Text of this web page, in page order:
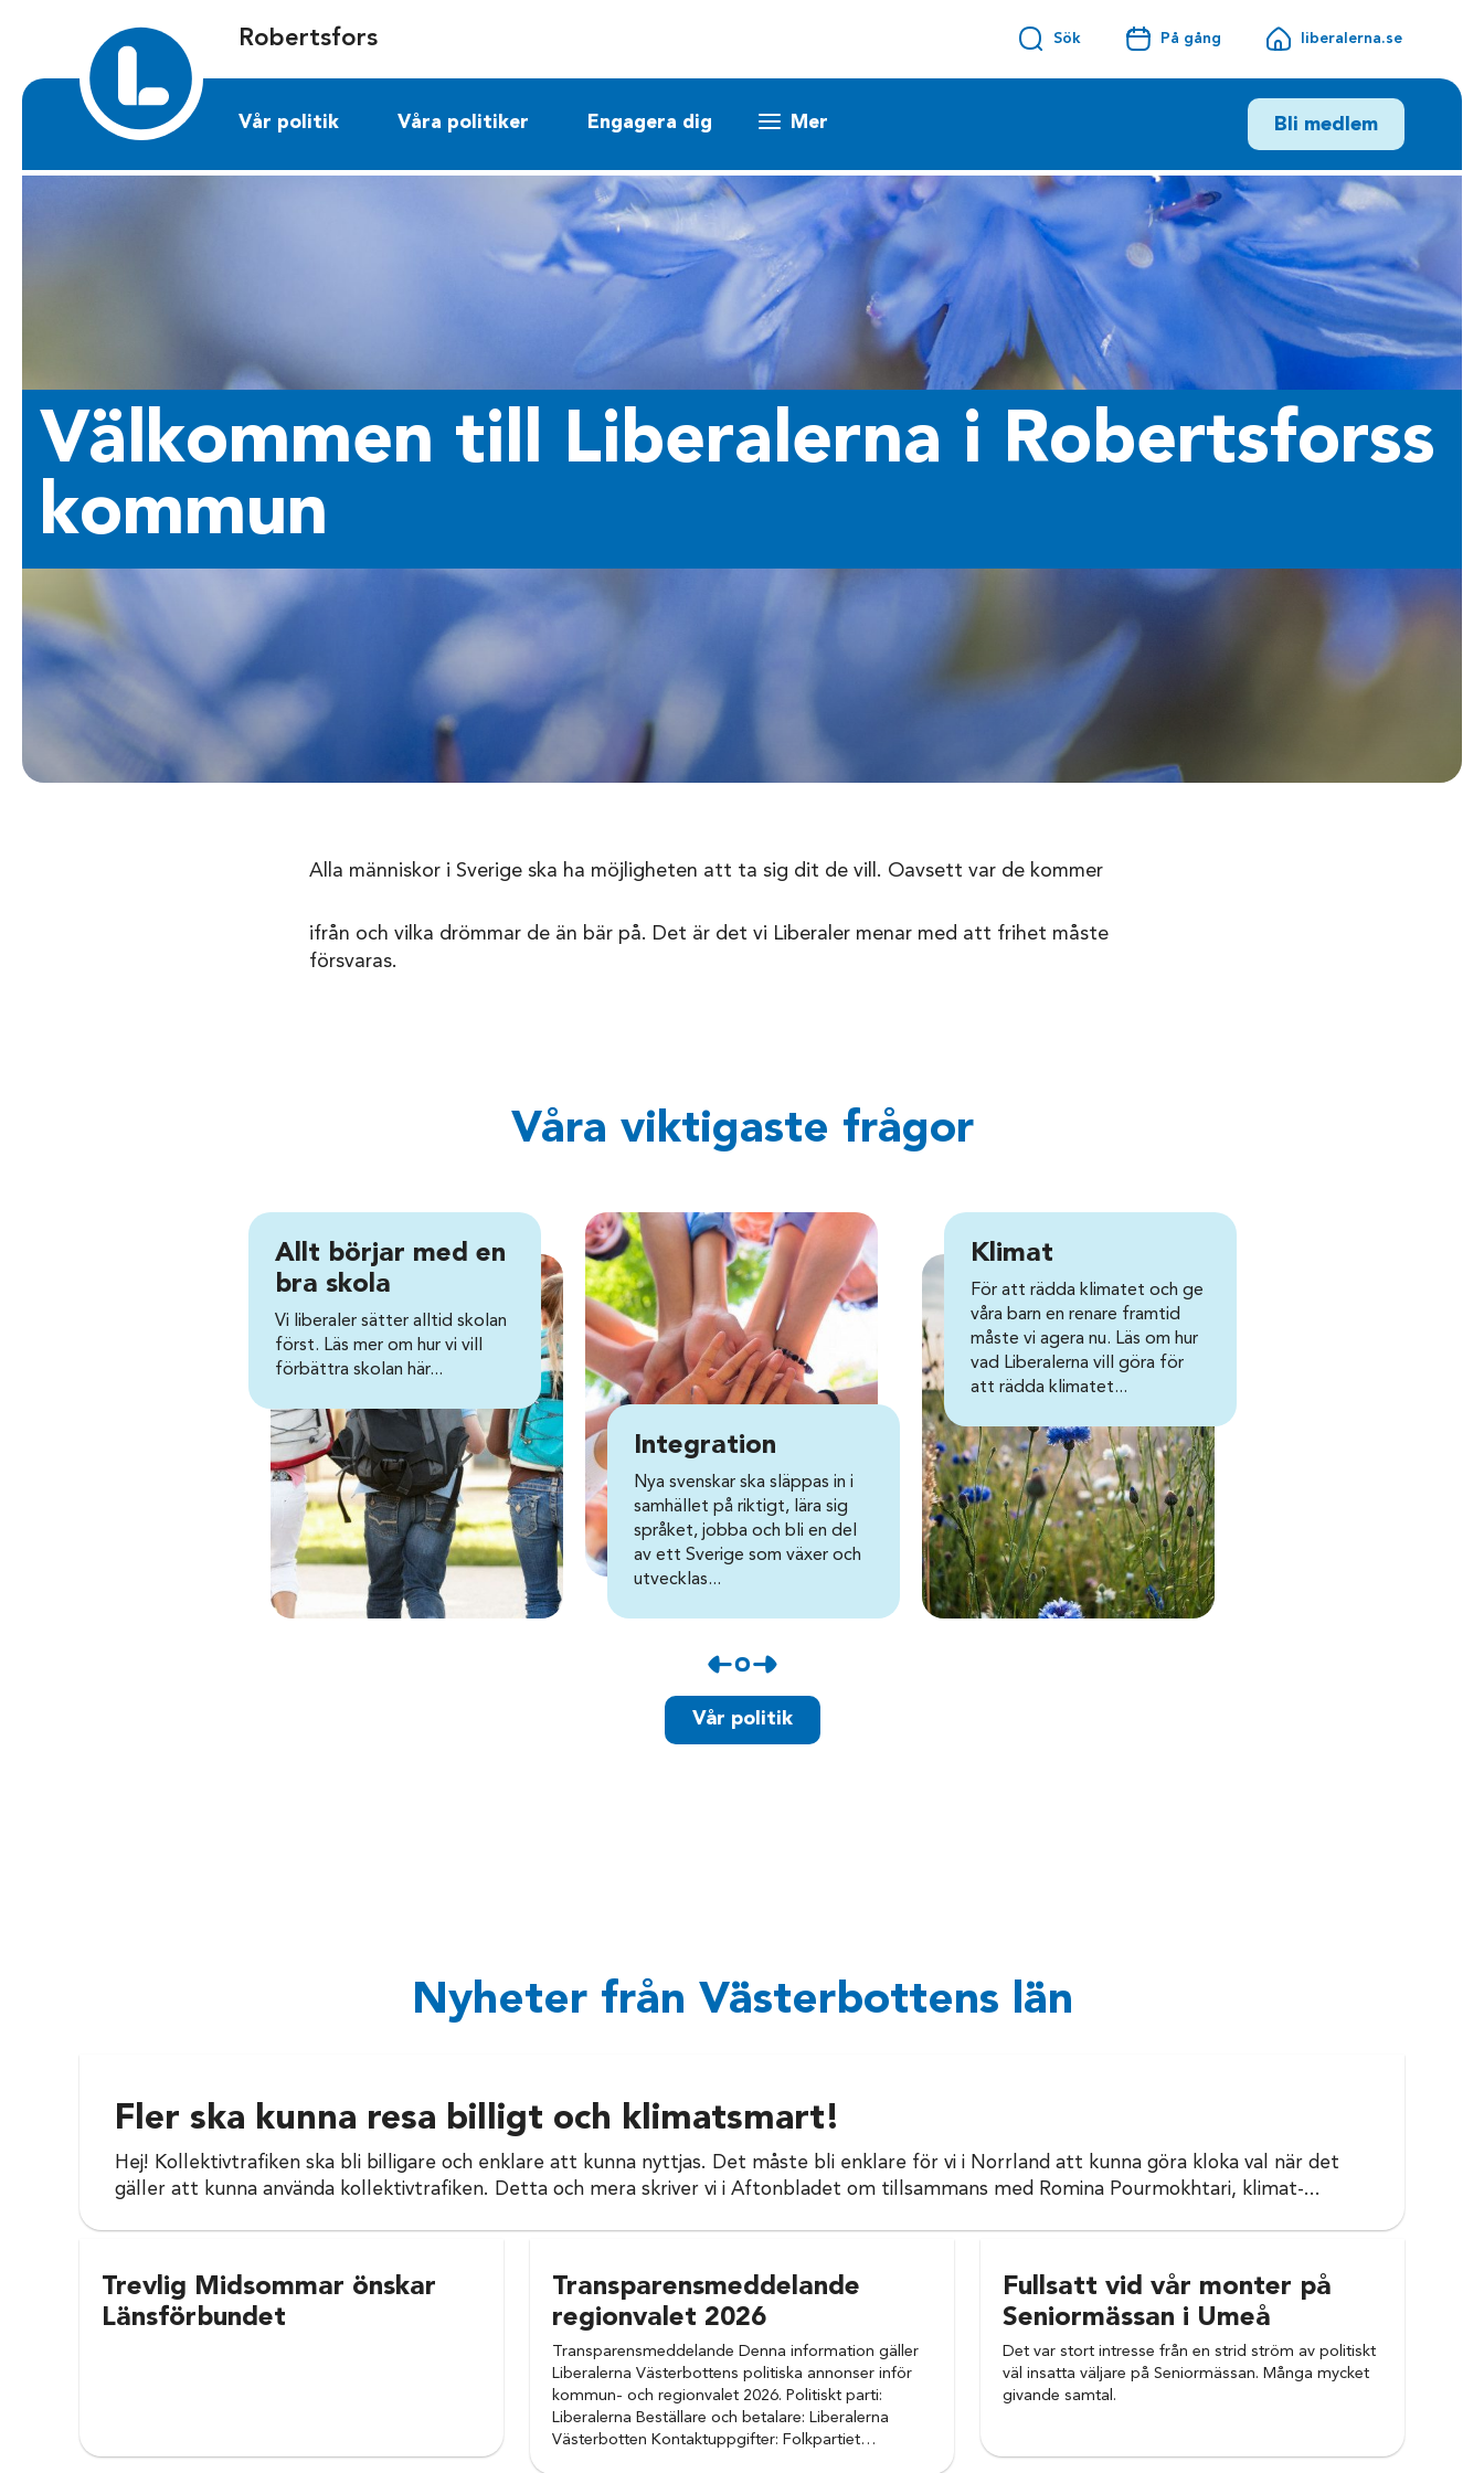
Robertsfors Sök På gång liberalerna.se
Vår politik Våra politiker Engagera dig Mer Bli medlem
Välkommen till Liberalerna i Robertsforss
kommun
Alla människor i Sverige ska ha möjligheten att ta sig dit de vill. Oavsett var de kommer
ifrån och vilka drömmar de än bär på. Det är det vi Liberaler menar med att frihet måste
försvaras.
Våra viktigaste frågor
Allt börjar med en
bra skola
Vi liberaler sätter alltid skolan
först. Läs mer om hur vi vill
förbättra skolan här...
Integration
Nya svenskar ska släppas in i
samhället på riktigt, lära sig
språket, jobba och bli en del
av ett Sverige som växer och
utvecklas...
Klimat
För att rädda klimatet och ge
våra barn en renare framtid
måste vi agera nu. Läs om hur
vad Liberalerna vill göra för
att rädda klimatet...
Vår politik
Nyheter från Västerbottens län
Fler ska kunna resa billigt och klimatsmart!
Hej! Kollektivtrafiken ska bli billigare och enklare att kunna nyttjas. Det måste bli enklare för vi i Norrland att kunna göra kloka val när det
gäller att kunna använda kollektivtrafiken. Detta och mera skriver vi i Aftonbladet om tillsammans med Romina Pourmokhtari, klimat-...
Trevlig Midsommar önskar
Länsförbundet
Transparensmeddelande
regionvalet 2026
Transparensmeddelande Denna information gäller
Liberalerna Västerbottens politiska annonser inför
kommun- och regionvalet 2026. Politiskt parti:
Liberalerna Beställare och betalare: Liberalerna
Västerbotten Kontaktuppgifter: Folkpartiet…
Fullsatt vid vår monter på
Seniormässan i Umeå
Det var stort intresse från en strid ström av politiskt
väl insatta väljare på Seniormässan. Många mycket
givande samtal.